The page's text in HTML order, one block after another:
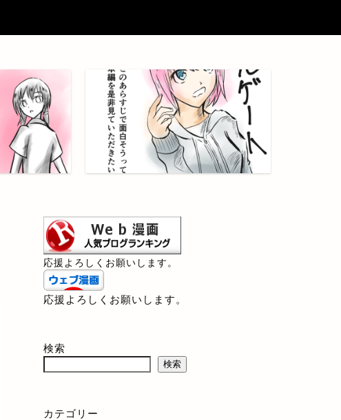
応援よろしくお願いします。
応援よろしくお願いします。
検索
検索
カテゴリー